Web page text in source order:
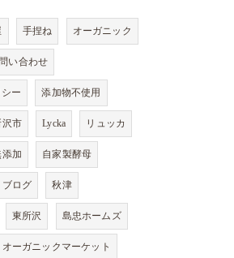
手捏ね オーガニック
い合わせ
ー 添加物不使用
沢市 Lycka リュッカ
添加 自家製酵母
ブログ 秋津
東所沢 島忠ホームズ
オーガニックマーケット